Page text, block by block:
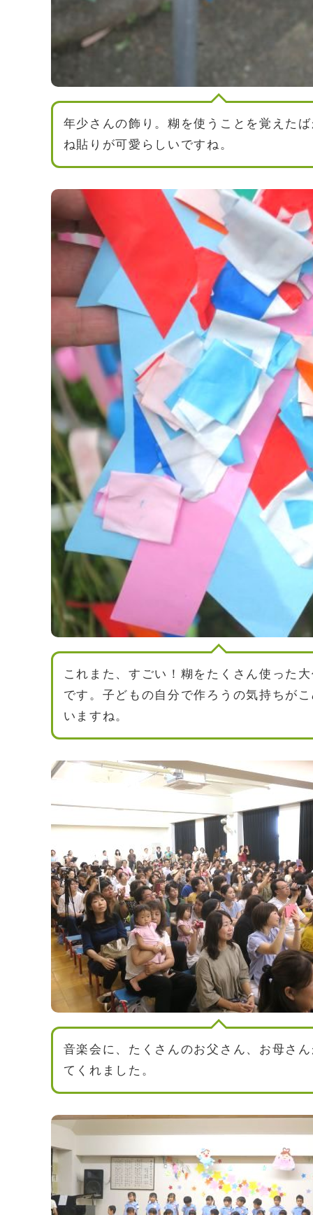
年少さんの飾り。糊を使うことを覚えた
ね貼りが可愛らしいですね。
これまた、すごい！糊をたくさん使った
です。子どもの自分で作ろうの気持ちが
いますね。
音楽会に、たくさんのお父さん、お母さ
てくれました。